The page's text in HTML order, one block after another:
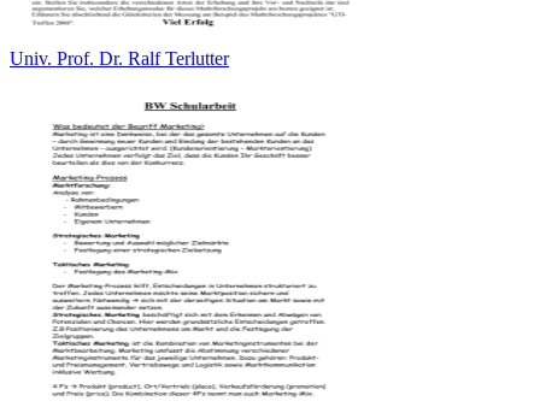
Univ. Prof. Dr. Ralf Terlutter